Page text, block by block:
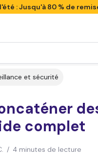
: Jusqu'à 80 % de
et sécurité
complet
/ 4 minutes de lecture